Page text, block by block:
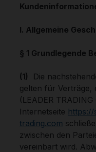
I. Allgemeine
§ 1 Grundlegende
(1) Die
gelten für Verträge,
(LEADER
Internetseite https://
trading.com
zwischen den
vereinbart wird.